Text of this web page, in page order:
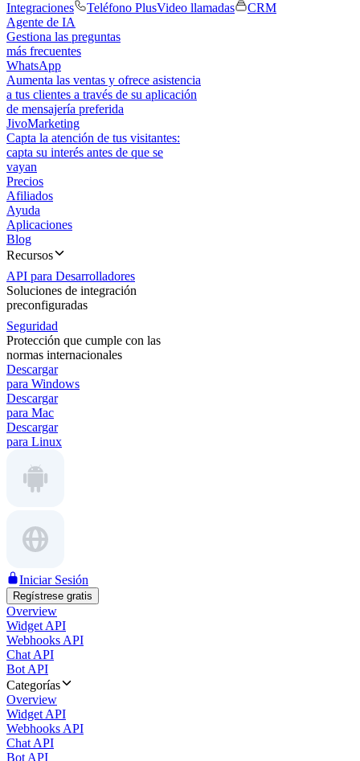
Integraciones
Teléfono PlusVideo llamadas
CRM
Agente de IA
Gestiona las preguntas
más frecuentes
WhatsApp
Aumenta las ventas y ofrece asistencia
a tus clientes a través de su aplicación
de mensajería preferida
JivoMarketing
Capta la atención de tus visitantes:
capta su interés antes de que se
vayan
Precios
Afiliados
Ayuda
Aplicaciones
Blog
Recursos
API para Desarrolladores
Soluciones de integración
preconfiguradas
Seguridad
Protección que cumple con las
normas internacionales
Descargar
para Windows
Descargar
para Mac
Descargar
para Linux
Iniciar Sesión
Regístrese gratis
Overview
Widget API
Webhooks API
Chat API
Bot API
Categorías
Overview
Widget API
Webhooks API
Chat API
Bot API